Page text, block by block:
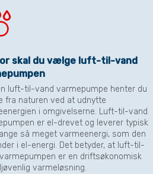
skal du vælge luft-til-vand
luft-til-vand varmepumpe henter du
fra naturen ved at udnytte
i omgivelserne. Luft-til-vand
er el-drevet og leverer typisk
så meget varmeenergi, som den
i el-energi. Det betyder, at luft-til-
er en driftsøkonomisk
varmeløsning.